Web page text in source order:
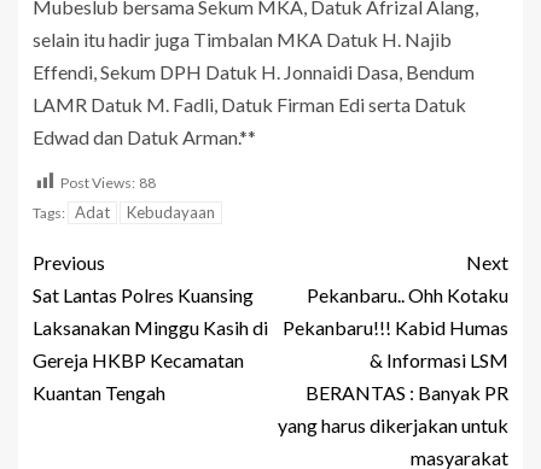
Mubeslub bersama Sekum MKA, Datuk Afrizal Alang,
selain itu hadir juga Timbalan MKA Datuk H. Najib
Effendi, Sekum DPH Datuk H. Jonnaidi Dasa, Bendum
LAMR Datuk M. Fadli, Datuk Firman Edi serta Datuk
Edwad dan Datuk Arman.**
Post Views: 88
Tags: Adat Kebudayaan
Previous
Sat Lantas Polres Kuansing
Laksanakan Minggu Kasih di
Gereja HKBP Kecamatan
Kuantan Tengah
Next
Pekanbaru.. Ohh Kotaku
Pekanbaru!!! Kabid Humas
& Informasi LSM
BERANTAS : Banyak PR
yang harus dikerjakan untuk
masyarakat